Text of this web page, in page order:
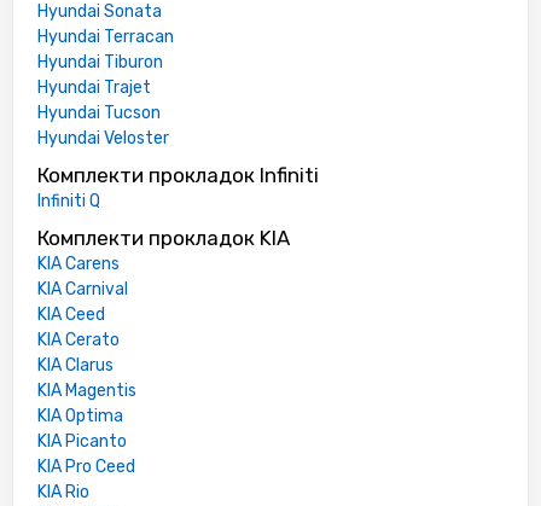
Hyundai Sonata
Hyundai Terracan
Hyundai Tiburon
Hyundai Trajet
Hyundai Tucson
Hyundai Veloster
Комплекти прокладок Infiniti
Infiniti Q
Комплекти прокладок KIA
KIA Carens
KIA Carnival
KIA Ceed
KIA Cerato
KIA Clarus
KIA Magentis
KIA Optima
KIA Picanto
KIA Pro Ceed
KIA Rio